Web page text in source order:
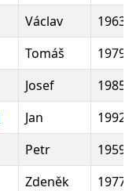
Václav
1963
Tomáš
1979
Josef
1985
Jan
1992
Petr
1959
Zdeněk
1977